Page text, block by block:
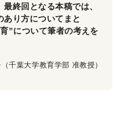
終回となる本稿では、
あり方についてまと
”について筆者の考えを
千葉大学教育学部 准教授）